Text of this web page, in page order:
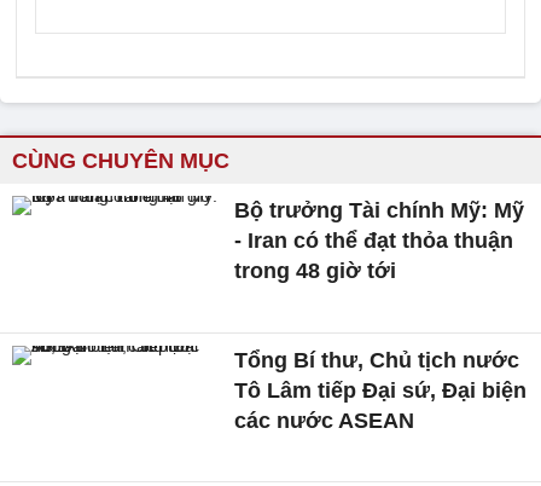
CÙNG CHUYÊN MỤC
Bộ trưởng Tài chính Mỹ: Mỹ
- Iran có thể đạt thỏa thuận
trong 48 giờ tới
Tổng Bí thư, Chủ tịch nước
Tô Lâm tiếp Đại sứ, Đại biện
các nước ASEAN